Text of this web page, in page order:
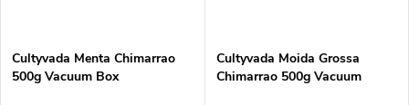
Cultyvada Menta Chimarrao
500g Vacuum Box
Cultyvada Moida Grossa
Chimarrao 500g Vacuum